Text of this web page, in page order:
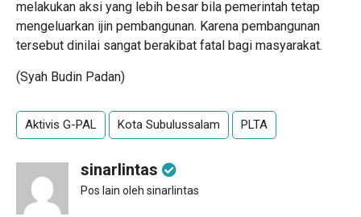
melakukan aksi yang lebih besar bila pemerintah tetap
mengeluarkan ijin pembangunan. Karena pembangunan
tersebut dinilai sangat berakibat fatal bagi masyarakat.
(Syah Budin Padan)
Aktivis G-PAL Kota Subulussalam PLTA
sinarlintas
Pos lain oleh sinarlintas